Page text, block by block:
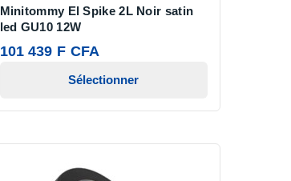
Minitommy El Spike 2L Noir satin
led GU10 12W
101 439 F CFA
Sélectionner